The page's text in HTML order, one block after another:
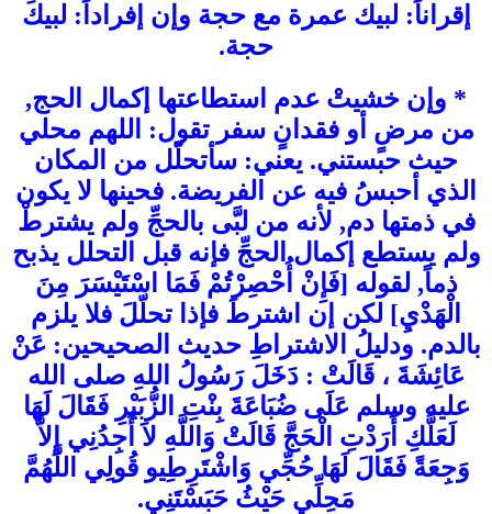
إقراناً: لبيك عمرة مع حجة وإن إفراداً: لبيكَ
حجة.
* وإن خشيتْ عدم استطاعتها إكمال الحج,
من مرضٍ أو فقدانٍ سفر تقول: اللهم محلي
حيث حبستني. يعني: سأتحلّل من المكان
الذي أحبسُ فيه عن الفريضة. فحينها لا يكون
في ذمتها دم, لأنه من لبَّى بالحجِّ ولم يشترطْ
ولم يستطع إكمال الحجِّ فإنه قبل التحلل يذبح
ذماً, لقوله [فَإِنْ أُحْصِرْتُمْ فَمَا اسْتَيْسَرَ مِنَ
الْهَدْيِ] لكن إن اشترطَ فإذا تحلّلَ فلا يلزم
بالدم. ودليلُ الاشتراطِ حديث الصحيحين: عَنْ
عَائِشَةَ ، قَالَتْ : دَخَلَ رَسُولُ اللهِ صلى الله
عليه وسلم عَلَى ضُبَاعَةَ بِنْتِ الزُّبَيْرِ فَقَالَ لَهَا
لَعَلَّكِ أَرَدْتِ الْحَجَّ قَالَتْ وَاللَّهِ لاَ أَجِدُنِي إِلاَّ
وَجِعَةً فَقَالَ لَهَا حُجِّي وَاشْتَرِطِيو قُولِي اللَّهُمَّ
مَحِلِّي حَيْثُ حَبَسْتَنِي.